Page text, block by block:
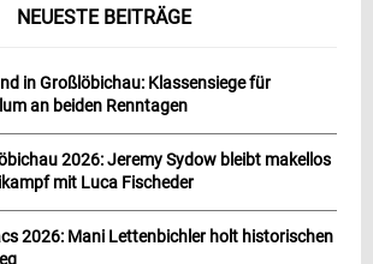
NEUESTE BEITRÄGE
in Großlöbichau: Klassensiege für
an beiden Renntagen
2026: Jeremy Sydow bleibt makellos
mit Luca Fischeder
2026: Mani Lettenbichler holt historischen